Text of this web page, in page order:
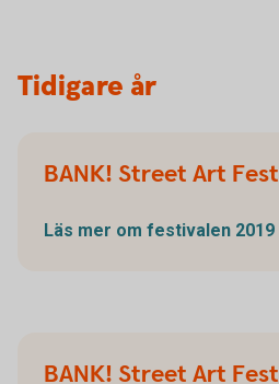
Tidigare år
BANK! Street Art
Läs mer om festivalen 2019
BANK! Street Art